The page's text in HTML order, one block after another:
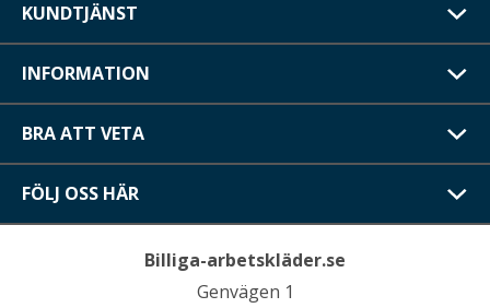
KUNDTJÄNST
INFORMATION
BRA ATT VETA
FÖLJ OSS HÄR
Billiga-arbetskläder.se
Genvägen 1